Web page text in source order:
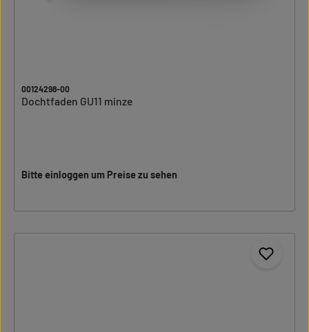
00124298-00
Dochtfaden GU11 minze
Bitte einloggen um Preise zu sehen